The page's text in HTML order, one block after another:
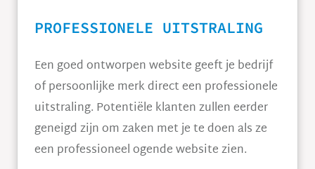
PROFESSIONELE UITSTRALING
Een goed ontworpen website geeft je bedrijf
of persoonlijke merk direct een professionele
uitstraling. Potentiële klanten zullen eerder
geneigd zijn om zaken met je te doen als ze
een professioneel ogende website zien.